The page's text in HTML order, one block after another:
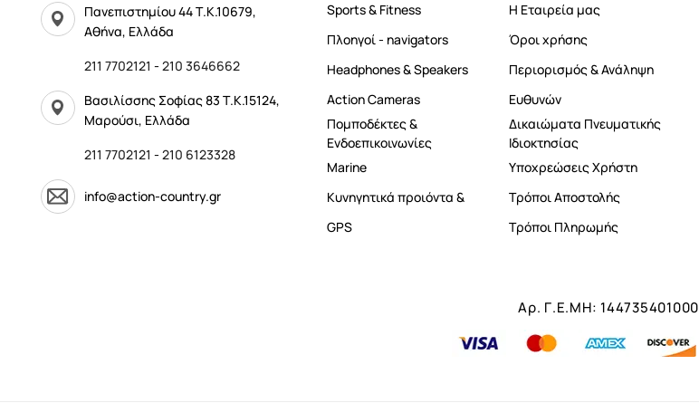
Πανεπιστημίου 44 Τ.Κ.10679,
Αθήνα, Ελλάδα
211 7702121 - 210 3646662
Βασιλίσσης Σοφίας 83 Τ.Κ.15124,
Μαρούσι, Ελλάδα
211 7702121 - 210 6123328
info@action-country.gr
Sports & Fitness
Πλοηγοί - navigators
Headphones & Speakers
Αction Cameras
Πομποδέκτες &
Ενδοεπικοινωνίες
Marine
Κυνηγητικά προιόντα &
GPS
Η Εταιρεία μας
Όροι χρήσης
Περιορισμός & Ανάληψη
Ευθυνών
Δικαιώματα Πνευματικής
Ιδιοκτησίας
Υποχρεώσεις Χρήστη
Τρόποι Αποστολής
Τρόποι Πληρωμής
Αρ. Γ.Ε.ΜΗ: 144735401000